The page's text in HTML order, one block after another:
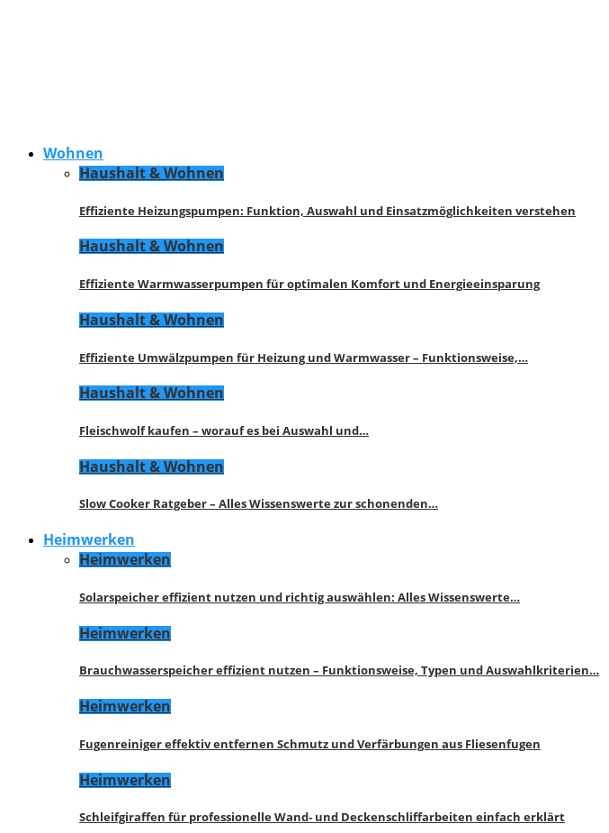
Wohnen
Haushalt & Wohnen
Effiziente Heizungspumpen: Funktion, Auswahl und Einsatzmöglichkeiten verstehen
Haushalt & Wohnen
Effiziente Warmwasserpumpen für optimalen Komfort und Energieeinsparung
Haushalt & Wohnen
Effiziente Umwälzpumpen für Heizung und Warmwasser – Funktionsweise,…
Haushalt & Wohnen
Fleischwolf kaufen – worauf es bei Auswahl und…
Haushalt & Wohnen
Slow Cooker Ratgeber – Alles Wissenswerte zur schonenden…
Heimwerken
Heimwerken
Solarspeicher effizient nutzen und richtig auswählen: Alles Wissenswerte…
Heimwerken
Brauchwasserspeicher effizient nutzen – Funktionsweise, Typen und Auswahlkriterien…
Heimwerken
Fugenreiniger effektiv entfernen Schmutz und Verfärbungen aus Fliesenfugen
Heimwerken
Schleifgiraffen für professionelle Wand- und Deckenschliffarbeiten einfach erklärt